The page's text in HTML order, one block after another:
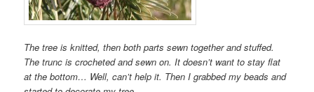
The tree is knitted, then both parts sewn together and stuffed.
The trunc is crocheted and sewn on. It doesn’t want to stay flat
at the bottom… Well, can’t help it. Then I grabbed my beads and